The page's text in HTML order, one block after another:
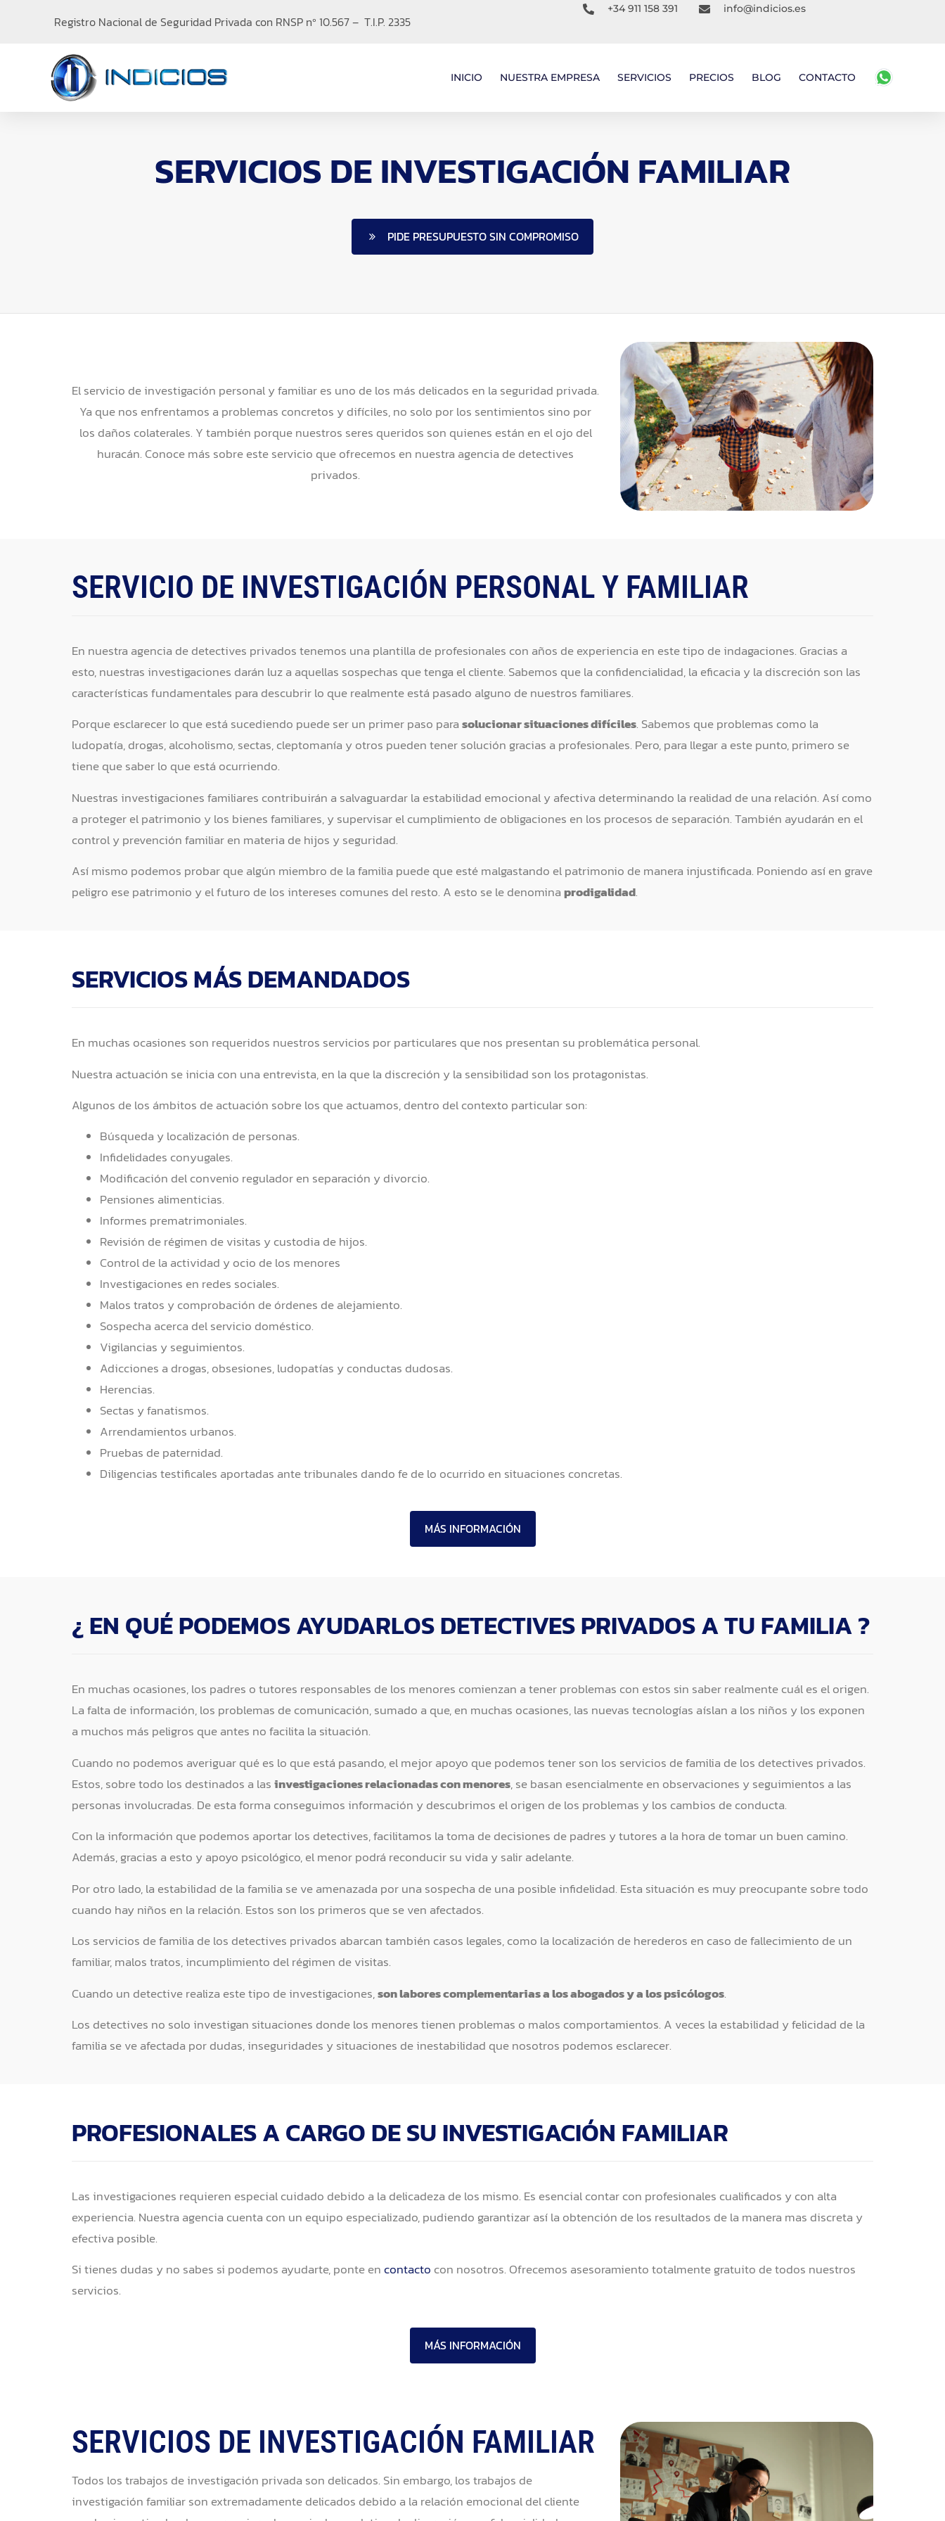
Registro Nacional de Seguridad Privada con RNSP nº 10.567 – T.I.P. 2335
+34 911 158 391 info@indicios.es
INICIO NUESTRA EMPRESA SERVICIOS PRECIOS BLOG CONTACTO
SERVICIOS DE INVESTIGACIÓN FAMILIAR
PIDE PRESUPUESTO SIN COMPROMISO
El servicio de investigación personal y familiar es uno de los más delicados en la seguridad privada.
Ya que nos enfrentamos a problemas concretos y difíciles, no solo por los sentimientos sino por
los daños colaterales. Y también porque nuestros seres queridos son quienes están en el ojo del
huracán. Conoce más sobre este servicio que ofrecemos en nuestra agencia de detectives
privados.
SERVICIO DE INVESTIGACIÓN PERSONAL Y FAMILIAR
En nuestra agencia de detectives privados tenemos una plantilla de profesionales con años de experiencia en este tipo de indagaciones. Gracias a
esto, nuestras investigaciones darán luz a aquellas sospechas que tenga el cliente. Sabemos que la confidencialidad, la eficacia y la discreción son las
características fundamentales para descubrir lo que realmente está pasado alguno de nuestros familiares.
Porque esclarecer lo que está sucediendo puede ser un primer paso parasolucionar situaciones difíciles. Sabemos que problemas como la
ludopatía, drogas, alcoholismo, sectas, cleptomanía y otros pueden tener solución gracias a profesionales. Pero, para llegar a este punto, primero se
tiene que saber lo que está ocurriendo.
Nuestras investigaciones familiares contribuirán a salvaguardar la estabilidad emocional y afectiva determinando la realidad de una relación. Así como
a proteger el patrimonio y los bienes familiares, y supervisar el cumplimiento de obligaciones en los procesos de separación. También ayudarán en el
control y prevención familiar en materia de hijos y seguridad.
Así mismo podemos probar que algún miembro de la familia puede que esté malgastando el patrimonio de manera injustificada. Poniendo así en grave
peligro ese patrimonio y el futuro de los intereses comunes del resto. A esto se le denominaprodigalidad.
SERVICIOS MÁS DEMANDADOS
En muchas ocasiones son requeridos nuestros servicios por particulares que nos presentan su problemática personal.
Nuestra actuación se inicia con una entrevista, en la que la discreción y la sensibilidad son los protagonistas.
Algunos de los ámbitos de actuación sobre los que actuamos, dentro del contexto particular son:
Búsqueda y localización de personas.
Infidelidades conyugales.
Modificación del convenio regulador en separación y divorcio.
Pensiones alimenticias.
Informes prematrimoniales.
Revisión de régimen de visitas y custodia de hijos.
Control de la actividad y ocio de los menores
Investigaciones en redes sociales.
Malos tratos y comprobación de órdenes de alejamiento.
Sospecha acerca del servicio doméstico.
Vigilancias y seguimientos.
Adicciones a drogas, obsesiones, ludopatías y conductas dudosas.
Herencias.
Sectas y fanatismos.
Arrendamientos urbanos.
Pruebas de paternidad.
Diligencias testificales aportadas ante tribunales dando fe de lo ocurrido en situaciones concretas.
MÁS INFORMACIÓN
¿ EN QUÉ PODEMOS AYUDARLOS DETECTIVES PRIVADOS A TU FAMILIA ?
En muchas ocasiones, los padres o tutores responsables de los menores comienzan a tener problemas con estos sin saber realmente cuál es el origen.
La falta de información, los problemas de comunicación, sumado a que, en muchas ocasiones, las nuevas tecnologías aíslan a los niños y los exponen
a muchos más peligros que antes no facilita la situación.
Cuando no podemos averiguar qué es lo que está pasando, el mejor apoyo que podemos tener son los servicios de familia de los detectives privados.
Estos, sobre todo los destinados a lasinvestigaciones relacionadas con menores, se basan esencialmente en observaciones y seguimientos a las
personas involucradas. De esta forma conseguimos información y descubrimos el origen de los problemas y los cambios de conducta.
Con la información que podemos aportar los detectives, facilitamos la toma de decisiones de padres y tutores a la hora de tomar un buen camino.
Además, gracias a esto y apoyo psicológico, el menor podrá reconducir su vida y salir adelante.
Por otro lado, la estabilidad de la familia se ve amenazada por una sospecha de una posible infidelidad. Esta situación es muy preocupante sobre todo
cuando hay niños en la relación. Estos son los primeros que se ven afectados.
Los servicios de familia de los detectives privados abarcan también casos legales, como la localización de herederos en caso de fallecimiento de un
familiar, malos tratos, incumplimiento del régimen de visitas.
Cuando un detective realiza este tipo de investigaciones,son labores complementarias a los abogados y a los psicólogos.
Los detectives no solo investigan situaciones donde los menores tienen problemas o malos comportamientos. A veces la estabilidad y felicidad de la
familia se ve afectada por dudas, inseguridades y situaciones de inestabilidad que nosotros podemos esclarecer.
PROFESIONALES A CARGO DE SU INVESTIGACIÓN FAMILIAR
Las investigaciones requieren especial cuidado debido a la delicadeza de los mismo. Es esencial contar con profesionales cualificados y con alta
experiencia. Nuestra agencia cuenta con un equipo especializado, pudiendo garantizar así la obtención de los resultados de la manera mas discreta y
efectiva posible.
Si tienes dudas y no sabes si podemos ayudarte, ponte encontacto con nosotros. Ofrecemos asesoramiento totalmente gratuito de todos nuestros
servicios.
MÁS INFORMACIÓN
SERVICIOS DE INVESTIGACIÓN FAMILIAR
Todos los trabajos de investigación privada son delicados. Sin embargo, los trabajos de
investigación familiar son extremadamente delicados debido a la relación emocional del cliente